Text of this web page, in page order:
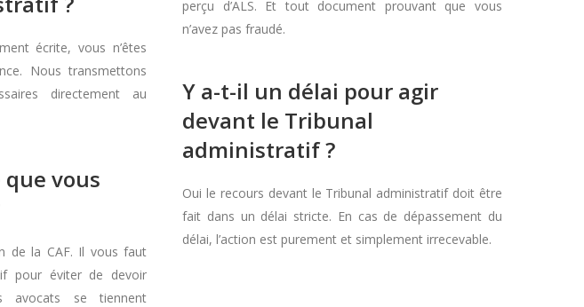
écrite, vous n’êtes
Nous transmettons
directement au
que vous
de la CAF. Il vous faut
pour éviter de devoir
avocats se tiennent
perçu d’ALS. Et tout document prouvant que vous
n’avez pas fraudé.
Y a-t-il un délai pour agir
devant le Tribunal
administratif ?
Oui le recours devant le Tribunal administratif doit être
fait dans un délai stricte. En cas de dépassement du
délai, l’action est purement et simplement irrecevable.